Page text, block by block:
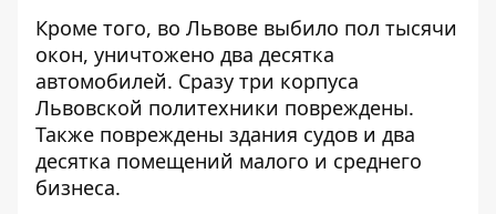
Кроме того, во Львове выбило пол тысячи
окон, уничтожено два десятка
автомобилей. Сразу три корпуса
Львовской политехники повреждены.
Также повреждены здания судов и два
десятка помещений малого и среднего
бизнеса.